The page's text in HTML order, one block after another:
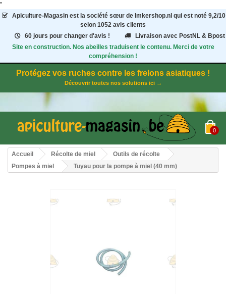
"
Apiculture-Magasinest la société sœur de Imkershop.nl qui est noté 9,2/10
selon 1052 avis clients
60 jours pour changer d'avis !
Livraison avec PostNL & Bpost
Site en construction. Nos abeilles traduisent le contenu. Merci de votre
compréhension !
Protégez vos ruches contre les frelons asiatiques !
Découvrir toutes nos solutions ici →
0
Accueil Récolte de miel
Outils de récolte
Pompes à miel
Tuyau pour la pompe à miel (40 mm)